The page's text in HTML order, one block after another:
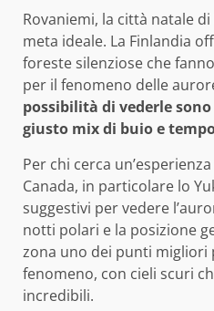
Rovaniemi, la città natale
meta ideale. La Finlandia
foreste silenziose che
per il fenomeno delle
possibilità di vederle
giusto mix di buio e
Per chi cerca
Canada, in particolare lo
suggestivi per vedere
notti polari e la posizione
zona uno dei punti migliori
fenomeno, con cieli scuri
incredibili.